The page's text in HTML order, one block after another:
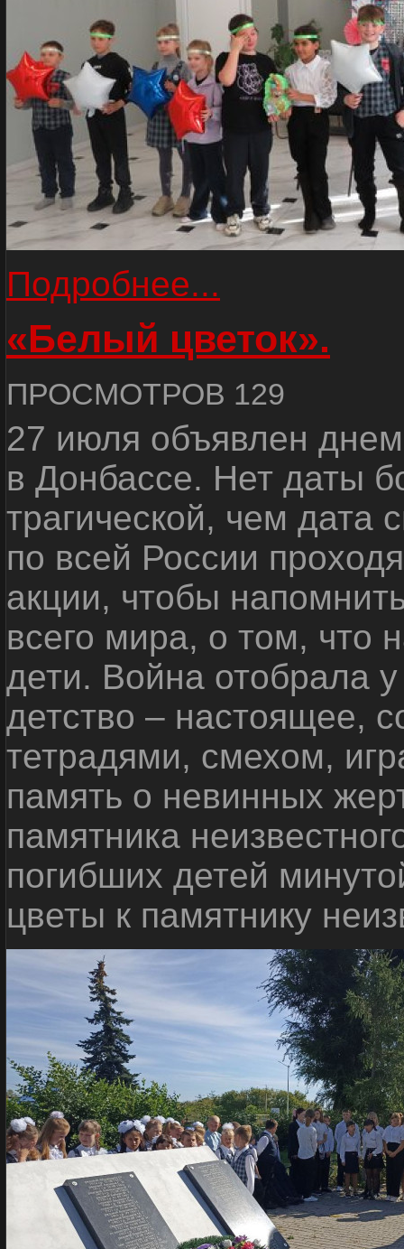
Подробнее...
«Белый цветок».
ПРОСМОТРОВ 129
27 июля объявлен
в Донбассе. Нет даты
трагической, чем дата
по всей России
акции, чтобы
всего мира, о том, что
дети. Война отобрала
детство – настоящее,
тетрадями, смехом,
память о невинных
памятника
погибших детей
цветы к памятнику